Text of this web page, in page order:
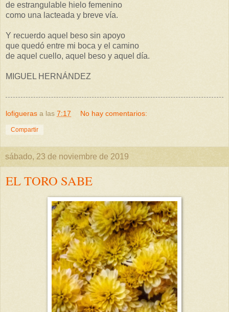
de estrangulable hielo femenino
como una lacteada y breve vía.
Y recuerdo aquel beso sin apoyo
que quedó entre mi boca y el camino
de aquel cuello, aquel beso y aquel día.
MIGUEL HERNÁNDEZ
lofigueras a las 7:17 No hay comentarios:
Compartir
sábado, 23 de noviembre de 2019
EL TORO SABE